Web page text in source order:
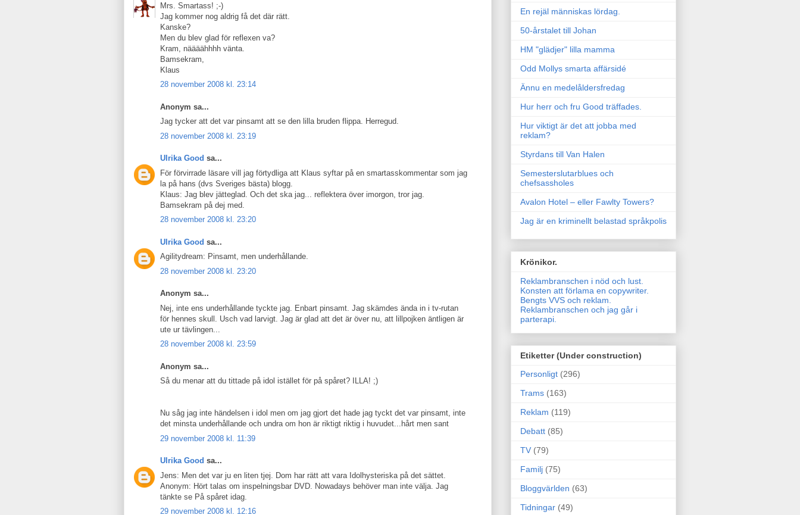
Mrs. Smartass! ;-)
Jag kommer nog aldrig få det där rätt.
Kanske?
Men du blev glad för reflexen va?
Kram, näääähhhh vänta.
Bamsekram,
Klaus
28 november 2008 kl. 23:14
Anonym sa...
Jag tycker att det var pinsamt att se den lilla bruden flippa. Herregud.
28 november 2008 kl. 23:19
Ulrika Good sa...
För förvirrade läsare vill jag förtydliga att Klaus syftar på en smartasskommentar som jag
la på hans (dvs Sveriges bästa) blogg.
Klaus: Jag blev jätteglad. Och det ska jag... reflektera över imorgon, tror jag.
Bamsekram på dej med.
28 november 2008 kl. 23:20
Ulrika Good sa...
Agilitydream: Pinsamt, men underhållande.
28 november 2008 kl. 23:20
Anonym sa...
Nej, inte ens underhållande tyckte jag. Enbart pinsamt. Jag skämdes ända in i tv-rutan
för hennes skull. Usch vad larvigt. Jag är glad att det är över nu, att lillpojken äntligen är
ute ur tävlingen...
28 november 2008 kl. 23:59
Anonym sa...
Så du menar att du tittade på idol istället för på spåret? ILLA! ;)
Nu såg jag inte händelsen i idol men om jag gjort det hade jag tyckt det var pinsamt, inte
det minsta underhållande och undra om hon är riktigt riktig i huvudet...hårt men sant
29 november 2008 kl. 11:39
Ulrika Good sa...
Jens: Men det var ju en liten tjej. Dom har rätt att vara Idolhysteriska på det sättet.
Anonym: Hört talas om inspelningsbar DVD. Nowadays behöver man inte välja. Jag
tänkte se På spåret idag.
29 november 2008 kl. 12:16
En rejäl människas lördag.
50-årstalet till Johan
HM "glädjer" lilla mamma
Odd Mollys smarta affärsidé
Ännu en medelåldersfredag
Hur herr och fru Good träffades.
Hur viktigt är det att jobba med
reklam?
Styrdans till Van Halen
Semesterslutarblues och
chefsassholes
Avalon Hotel – eller Fawlty Towers?
Jag är en kriminellt belastad språkpolis
Krönikor.
Reklambranschen i nöd och lust.
Konsten att förlama en copywriter.
Bengts VVS och reklam.
Reklambranschen och jag går i
parterapi.
Etiketter (Under construction)
Personligt (296)
Trams (163)
Reklam (119)
Debatt (85)
TV (79)
Familj (75)
Bloggvärlden (63)
Tidningar (49)